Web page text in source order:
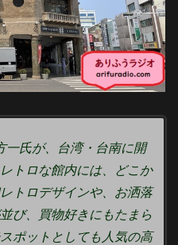
一氏が、台湾・台南に開
トロな館内には、どこか
トロデザインや、お洒落
び、買物好きにもたまら
ポットとしても人気の高